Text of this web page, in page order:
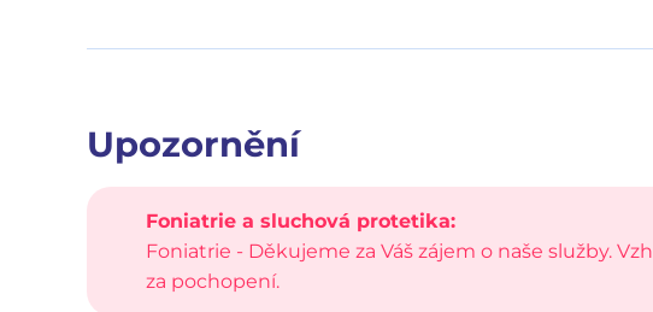
Upozornění
Foniatrie a sluchová protetika:
Foniatrie - Děkujeme za Váš zájem o naše služby.
za pochopení.